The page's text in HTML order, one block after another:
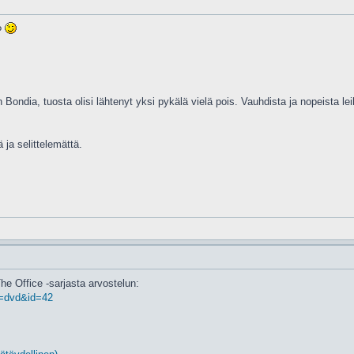
tuosta olisi lähtenyt yksi pykälä vielä pois. Vauhdista ja nopeista
ja selittelemättä.
Office -sarjasta arvostelun: